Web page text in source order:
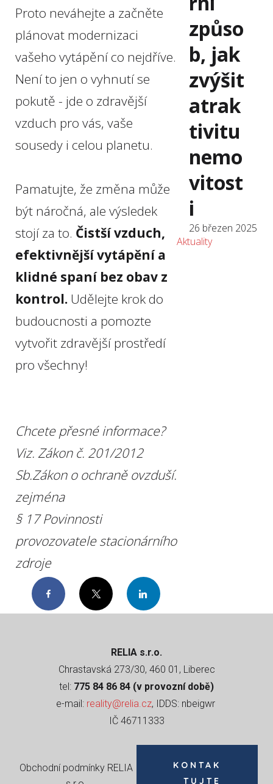
Proto neváhejte a začněte
plánovat modernizaci
vašeho vytápění co nejdříve.
Není to jen o vyhnutí se
pokutě - jde o zdravější
vzduch pro vás, vaše
sousedy i celou planetu.
Pamatujte, že změna může
být náročná, ale výsledek
stojí za to. Čistší vzduch,
efektivnější vytápění a
klidné spaní bez obav z
kontrol. Udělejte krok do
budoucnosti a pomozte
vytvořit zdravější prostředí
pro všechny!
Chcete přesné informace?
Viz. Zákon č. 201/2012
Sb.Zákon o ochraně ovzduší.
zejména
§ 17 Povinnosti
provozovatele stacionárního
zdroje
Facebook Twitter LinkedIn
způso
b, jak
zvýšit
atrak
tivitu
nemo
vitost
i
26 březen 2025
Aktuality
RELIA s.r.o.
Chrastavská 273/30, 460 01, Liberec
tel: 775 84 86 84 (v provozní době)
e-mail: reality@relia.cz, IDDS: nbeigwr
IČ 46711333
Obchodní podmínky RELIA
KONTAK
TUJTE